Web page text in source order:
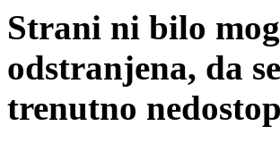
Strani ni bilo
odstranjena, da
trenutno